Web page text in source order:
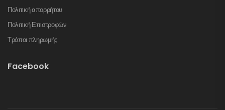
Πολιτική απορρήτου
Πολιτική Επιστροφών
Τρόποι πληρωμής
Facebook